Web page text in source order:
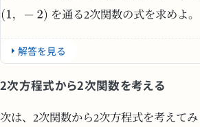
を通る2次関数の式を求めよ。
解答を見る
2次方程式から2次関数を考える
次は、2次関数から2次方程式を考えて